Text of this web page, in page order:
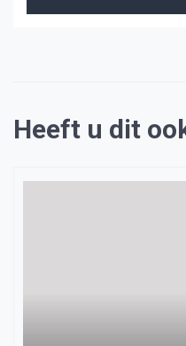
Heeft u dit